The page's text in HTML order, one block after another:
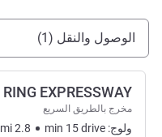
الوصول والتنقل
الوصول والنقل (1)
RING EXPRESSWAY
مخرج بالطريق السريع
ولوج: mi2.8 min 15drive